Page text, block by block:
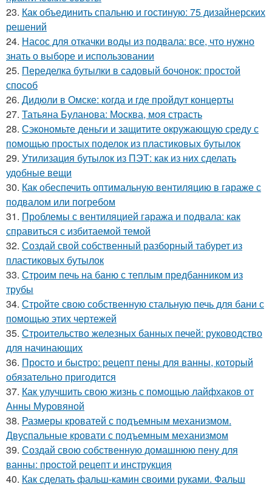
23. Как объединить спальню и гостиную: 75 дизайнерских
решений
24. Насос для откачки воды из подвала: все, что нужно
знать о выборе и использовании
25. Переделка бутылки в садовый бочонок: простой
способ
26. Дидюли в Омске: когда и где пройдут концерты
27. Татьяна Буланова: Москва, моя страсть
28. Сэкономьте деньги и защитите окружающую среду с
помощью простых поделок из пластиковых бутылок
29. Утилизация бутылок из ПЭТ: как из них сделать
удобные вещи
30. Как обеспечить оптимальную вентиляцию в гараже с
подвалом или погребом
31. Проблемы с вентиляцией гаража и подвала: как
справиться с избитаемой темой
32. Создай свой собственный разборный табурет из
пластиковых бутылок
33. Строим печь на баню с теплым предбанником из
трубы
34. Стройте свою собственную стальную печь для бани с
помощью этих чертежей
35. Строительство железных банных печей: руководство
для начинающих
36. Просто и быстро: рецепт пены для ванны, который
обязательно пригодится
37. Как улучшить свою жизнь с помощью лайфхаков от
Анны Муровяной
38. Размеры кроватей с подъемным механизмом.
Двуспальные кровати с подъемным механизмом
39. Создай свою собственную домашнюю пену для
ванны: простой рецепт и инструкция
40. Как сделать фальш-камин своими руками. Фальш